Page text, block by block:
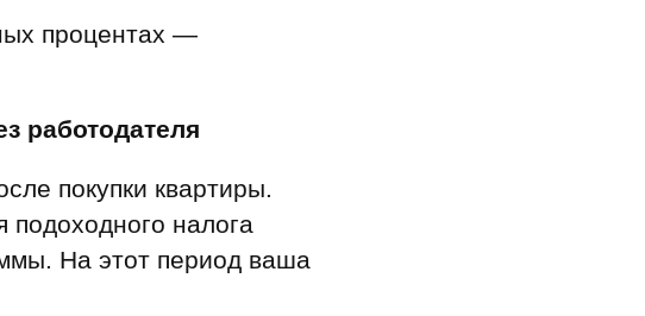
процентах —
работодателя
покупки квартиры.
подоходного налога
На этот период ваша